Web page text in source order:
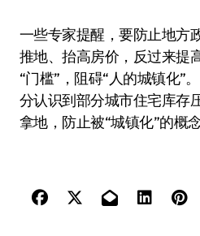
一些专家提醒，要防止地方
推地、抬高房价，反过来提
“门槛”，阻碍“人的城镇化”
分认识到部分城市住宅库存
拿地，防止被“城镇化”的概